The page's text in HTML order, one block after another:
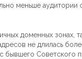
меньше аудитории
доменных зонах,
не длилась
бывшего Советского